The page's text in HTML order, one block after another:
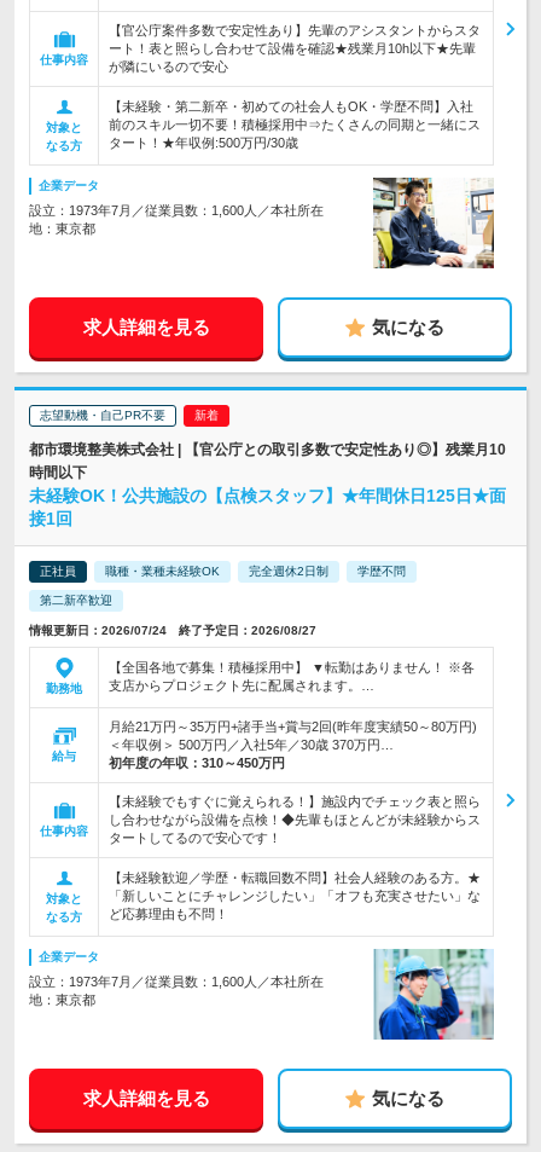
仕事内容
【官公庁案件多数で安定性あり】先輩のアシスタントからスタ
ート！表と照らし合わせて設備を確認★残業月10h以下★先輩
が隣にいるので安心
対象と
なる方
【未経験・第二新卒・初めての社会人もOK・学歴不問】入社
前のスキル一切不要！積極採用中⇒たくさんの同期と一緒にス
タート！★年収例:500万円/30歳
企業データ
設立：1973年7月／従業員数：1,600人／本社所在
地：東京都
求人詳細を見る 気になる
志望動機・自己PR不要
都市環境整美株式会社 | 【官公庁との取引多数で安定性あり◎】残業月10
時間以下
未経験OK！公共施設の【点検スタッフ】★年間休日125日★面
接1回
正社員 職種・業種未経験OK 完全週休2日制 学歴不問
第二新卒歓迎
情報更新日：2026/07/24 終了予定日：2026/08/27
勤務地
【全国各地で募集！積極採用中】 ▼転勤はありません！ ※各
支店からプロジェクト先に配属されます。…
給与
月給21万円～35万円+諸手当+賞与2回(昨年度実績50～80万円)
＜年収例＞ 500万円／入社5年／30歳 370万円…
初年度の年収： 310～450万円
仕事内容
【未経験でもすぐに覚えられる！】施設内でチェック表と照ら
し合わせながら設備を点検！◆先輩もほとんどが未経験からス
タートしてるので安心です！
対象と
なる方
【未経験歓迎／学歴・転職回数不問】社会人経験のある方。★
「新しいことにチャレンジしたい」「オフも充実させたい」な
ど応募理由も不問！
企業データ
設立：1973年7月／従業員数：1,600人／本社所在
地：東京都
求人詳細を見る 気になる